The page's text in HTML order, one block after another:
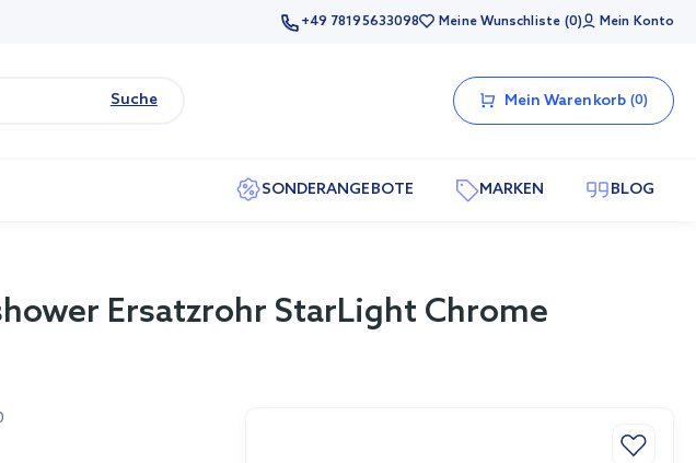
+49 78195633098 Meine Wunschliste 0 Mein Konto
Suche Mein Warenkorb 0
SONDERANGEBOTE MARKEN BLOG
Ersatzrohr StarLight Chrome